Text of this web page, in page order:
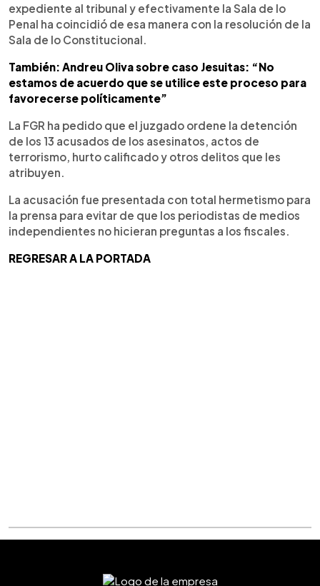
expediente al tribunal y efectivamente la Sala de lo
Penal ha coincidió de esa manera con la resolución de la
Sala de lo Constitucional.
También: Andreu Oliva sobre caso Jesuitas: “No
estamos de acuerdo que se utilice este proceso para
favorecerse políticamente”
La FGR ha pedido que el juzgado ordene la detención
de los 13 acusados de los asesinatos, actos de
terrorismo, hurto calificado y otros delitos que les
atribuyen.
La acusación fue presentada con total hermetismo para
la prensa para evitar de que los periodistas de medios
independientes no hicieran preguntas a los fiscales.
REGRESAR A LA PORTADA